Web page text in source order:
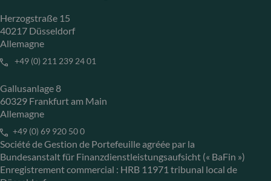
Herzogstraße 15
40217 Düsseldorf
Allemagne
+49 (0) 211 239 24 01
Gallusanlage 8
60329 Frankfurt am Main
Allemagne
+49 (0) 69 920 50 0
Société de Gestion de Portefeuille agréée par la
Bundesanstalt für Finanzdienstleistungsaufsicht (« BaFin »)
Enregistrement commercial : HRB 11971 tribunal local de